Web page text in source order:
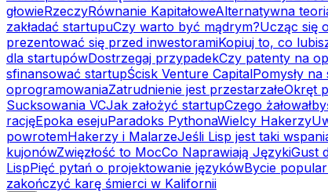
głowieRzeczyRównanie KapitałoweAlternatywna
zakładać startupuCzy warto być mądrym?Ucząc się
prezentować się przed inwestoramiKopiuj to, co
dla startupówDostrzegaj przypadekCzy patenty na
sfinansować startupŚcisk Venture CapitalPomysły
oprogramowaniaZatrudnienie jest przestarzałeOkręt
Sucksowania VCJak założyć startupCzego
racjęEpoka esejuParadoks PythonaWielcy Hakerzy
powrotemHakerzy i MalarzeJeśli Lisp jest taki
kujonówZwięzłość to MocCo Naprawiają JęzykiGust
LispPięć pytań o projektowanie językówBycie
zakończyć karę śmierci w Kalifornii